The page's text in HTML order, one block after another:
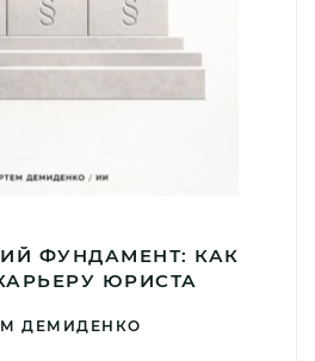
ФУНДАМЕНТ: КАК
ЮРИСТА
ДЕМИДЕНКО